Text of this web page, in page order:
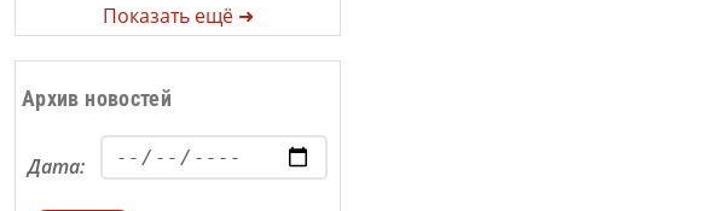
Показать ещё ➜
Архив новостей
Дата: